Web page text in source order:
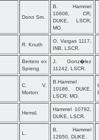
Donn Sm.
B. Hammel
10606, CR,
DUKE, LSCR,
MO.
R. Knuth
O. Vargas 1117,
INB, LSCR.
Bertero ex
Spreng.
J. Gonz�lez
11242, LSCR.
C. V.
Morton
B.Hammel
10186, DUKE,
LSCR, MO.
Hemsl.
Hammel 10792,
DUKE, LSCR.
L.
B. Hammel
12950, DUKE.